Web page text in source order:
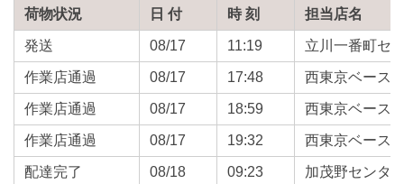
荷物状況 日 付 時 刻 担当店名
発送 08/17 11:19 立川一番町セ
作業店通過 08/17 17:48 西東京ベース
作業店通過 08/17 18:59 西東京ベース
作業店通過 08/17 19:32 西東京ベース
配達完了 08/18 09:23 加茂野センタ